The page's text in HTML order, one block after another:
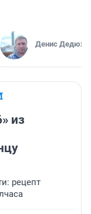
Денис
из
рецепт